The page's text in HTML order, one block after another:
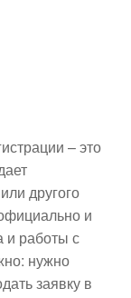
– это
другого
и
и работы с
нужно
заявку в